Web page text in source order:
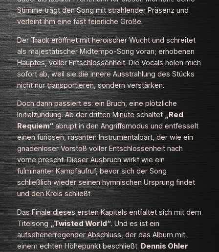
Stimme trägt den Song mit strahlender Präsenz und
verleiht ihm eine fast feierliche Größe.
Der Track eröffnet mit heroischer Wucht und schreitet
als majestätischer Midtempo‑Song voran; erhobenen
Hauptes, voller Entschlossenheit. Die Vocals holen mich
sofort ab, weil sie die innere Ausstrahlung des Stücks
nicht nur transportieren, sondern verstärken.
Doch dann passiert es: ein Bruch, eine plötzliche
Initialzündung. Ab der dritten Minute schaltet „Red
Requiem“abrupt in den Angriffsmodus und entfesselt
einen furiosen, rasanten Instrumentalpart, der wie ein
gnadenloser Vorstoß voller Entschlossenheit nach
vorne prescht. Dieser Ausbruch wirkt wie ein
fulminanter Kampfaufruf, bevor sich der Song
schließlich wieder seinen hymnischen Ursprung findet
und den Kreis schließt.
Das Finale dieses ersten Kapitels entfaltet sich mit dem
Titelsong„Twisted World“. Und es ist ein
aufsehenerregender Abschluss, der das Album mit
einem echten Höhepunkt beschließt. Dennis Ohler